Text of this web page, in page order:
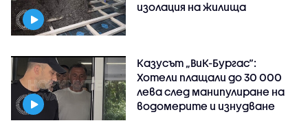
изолация на жилища
Казусът „ВиК-Бургас“:
Хотели плащали до 30 000
лева след манипулиране на
водомерите и изнудване